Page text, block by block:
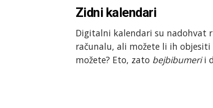
Zidni kalendari
Digitalni kalendari su nadohvat
računalu, ali možete li ih
možete? Eto, zato bejbibumerii